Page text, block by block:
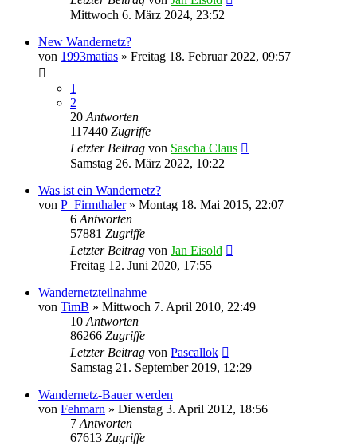
Mittwoch 6. März 2024, 23:52
New Wandernetz?
von 1993matias » Freitag 18. Februar 2022, 09:57
1
2
20 Antworten
117440 Zugriffe
Letzter Beitrag von Sascha Claus
Samstag 26. März 2022, 10:22
Was ist ein Wandernetz?
von P_Firmthaler» Montag 18. Mai 2015, 22:07
6 Antworten
57881 Zugriffe
Letzter Beitrag von Jan Eisold
Freitag 12. Juni 2020, 17:55
Wandernetzteilnahme
von TimB » Mittwoch 7. April 2010, 22:49
10 Antworten
86266 Zugriffe
Letzter Beitrag von Pascallok
Samstag 21. September 2019, 12:29
Wandernetz-Bauer werden
von Fehmarn » Dienstag 3. April 2012, 18:56
7 Antworten
67613 Zugriffe